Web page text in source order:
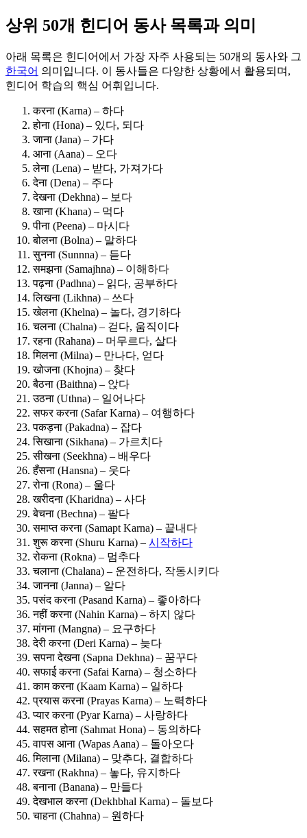
상위 50개 힌디어 동사 목록과 의미
아래 목록은 힌디어에서 가장 자주 사용되는 50개의 동사와 그
한국어 의미입니다. 이 동사들은 다양한 상황에서 활용되며,
힌디어 학습의 핵심 어휘입니다.
करना (Karna) – 하다
होना (Hona) – 있다, 되다
जाना (Jana) – 가다
आना (Aana) – 오다
लेना (Lena) – 받다, 가져가다
देना (Dena) – 주다
देखना (Dekhna) – 보다
खाना (Khana) – 먹다
पीना (Peena) – 마시다
बोलना (Bolna) – 말하다
सुनना (Sunnna) – 듣다
समझना (Samajhna) – 이해하다
पढ़ना (Padhna) – 읽다, 공부하다
लिखना (Likhna) – 쓰다
खेलना (Khelna) – 놀다, 경기하다
चलना (Chalna) – 걷다, 움직이다
रहना (Rahana) – 머무르다, 살다
मिलना (Milna) – 만나다, 얻다
खोजना (Khojna) – 찾다
बैठना (Baithna) – 앉다
उठना (Uthna) – 일어나다
सफर करना (Safar Karna) – 여행하다
पकड़ना (Pakadna) – 잡다
सिखाना (Sikhana) – 가르치다
सीखना (Seekhna) – 배우다
हँसना (Hansna) – 웃다
रोना (Rona) – 울다
खरीदना (Kharidna) – 사다
बेचना (Bechna) – 팔다
समाप्त करना (Samapt Karna) – 끝내다
शुरू करना (Shuru Karna) – 시작하다
रोकना (Rokna) – 멈추다
चलाना (Chalana) – 운전하다, 작동시키다
जानना (Janna) – 알다
पसंद करना (Pasand Karna) – 좋아하다
नहीं करना (Nahin Karna) – 하지 않다
मांगना (Mangna) – 요구하다
देरी करना (Deri Karna) – 늦다
सपना देखना (Sapna Dekhna) – 꿈꾸다
सफाई करना (Safai Karna) – 청소하다
काम करना (Kaam Karna) – 일하다
प्रयास करना (Prayas Karna) – 노력하다
प्यार करना (Pyar Karna) – 사랑하다
सहमत होना (Sahmat Hona) – 동의하다
वापस आना (Wapas Aana) – 돌아오다
मिलाना (Milana) – 맞추다, 결합하다
रखना (Rakhna) – 놓다, 유지하다
बनाना (Banana) – 만들다
देखभाल करना (Dekhbhal Karna) – 돌보다
चाहना (Chahna) – 원하다